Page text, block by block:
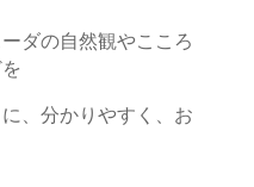
ダの自然観やこころ
、分かりやすく、お